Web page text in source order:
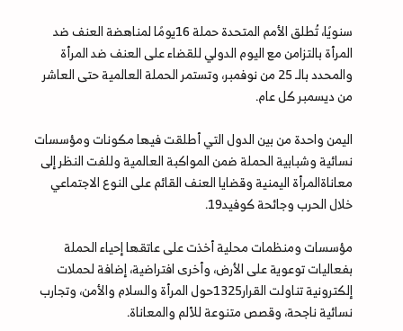
سنويًا، تُطلق الأمم المتحدة حملة 16يومًا لمناهضة العنف ضد
المرأة بالتزامن مع اليوم الدولي للقضاء على العنف ضد المرأة
والمحدد بالـ 25 من نوفمبر، وتستمر الحملة العالمية حتى العاشر
من ديسمبر كل عام.
اليمن واحدة من بين الدول التي أطلقت فيها مكونات ومؤسسات
نسائية وشبابية الحملة ضمن المواكبة العالمية وللفت النظر إلى
معاناةالمرأة اليمنية وقضايا العنف القائم على النوع الاجتماعي
خلال الحرب وجائحة كوفيد19.
مؤسسات ومنظمات محلية أخذت على عاتقها إحياء الحملة
بفعاليات توعوية على الأرض، وأخرى افتراضية، إضافة لحملات
إلكترونية تناولت القرار1325حول المرأة والسلام والأمن، وتجارب
نسائية ناجحة، وقصص متنوعة للألم والمعاناة.